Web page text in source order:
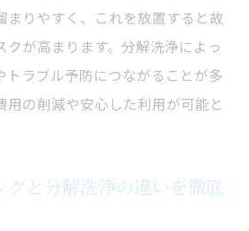
まりやすく、これを放置すると故
クが高まります。分解洗浄によっ
トラブル予防につながることが多
用の削減や安心した利用が可能と
グと分解洗浄の違いを徹底